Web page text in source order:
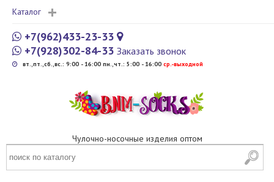
Каталог
+7(962)433-23-33
+7(928)302-84-33 Заказать звонок
вт.,пт.,сб.,вс.: 9:00 - 16:00 пн.,чт.: 5:00 - 16:00 cр.-выходной
Чулочно-носочные изделия оптом